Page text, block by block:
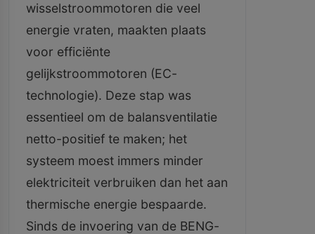
wisselstroommotoren die veel
energie vraten, maakten plaats
voor efficiënte
gelijkstroommotoren (EC-
technologie). Deze stap was
essentieel om de balansventilatie
netto-positief te maken; het
systeem moest immers minder
elektriciteit verbruiken dan het aan
thermische energie bespaarde.
Sinds de invoering van de BENG-